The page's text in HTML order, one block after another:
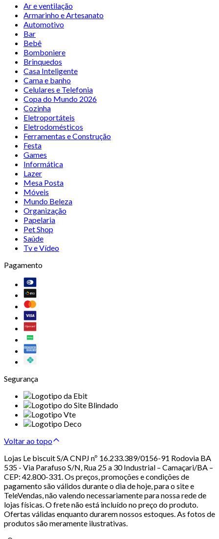
Ar e ventilação
Armarinho e Artesanato
Automotivo
Bar
Bebê
Bomboniere
Brinquedos
Casa Inteligente
Cama e banho
Celulares e Telefonia
Copa do Mundo 2026
Cozinha
Eletroportáteis
Eletrodomésticos
Ferramentas e Construção
Festa
Games
Informática
Lazer
Mesa Posta
Móveis
Mundo Beleza
Organização
Papelaria
Pet Shop
Saúde
Tv e Vídeo
Pagamento
Segurança
Voltar ao topo
Lojas Le biscuit S/A CNPJ nº 16.233.389/0156-91 Rodovia BA
535 - Via Parafuso S/N, Rua 25 a 30 Industrial – Camaçari/BA –
CEP: 42.800-331. Os preços, promoções e condições de
pagamento são válidos durante o dia de hoje, para o site e
TeleVendas, não valendo necessariamente para nossa rede de
lojas físicas. O frete não está incluído no preço do produto.
Ofertas válidas enquanto durarem nossos estoques. As fotos de
produtos são meramente ilustrativas.